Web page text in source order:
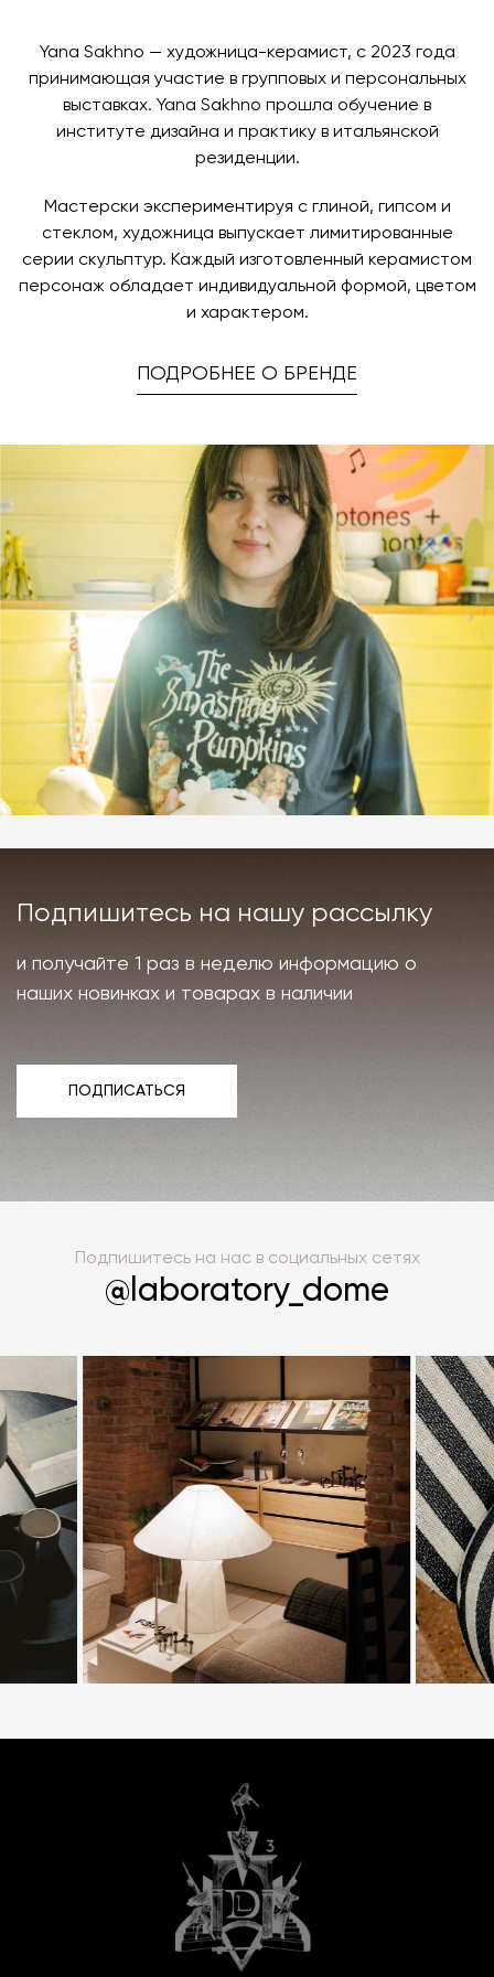
Yana Sakhno — художница-керамист, с 2023 года
принимающая участие в групповых и персональных
выставках. Yana Sakhno прошла обучение в
институте дизайна и практику в итальянской
резиденции.
Мастерски экспериментируя с глиной, гипсом и
стеклом, художница выпускает лимитированные
серии скульптур. Каждый изготовленный керамистом
персонаж обладает индивидуальной формой, цветом
и характером.
ПОДРОБНЕЕ О БРЕНДЕ
Подпишитесь на нашу рассылку
и получайте 1 раз в неделю информацию о
наших новинках и товарах в наличии
ПОДПИСАТЬСЯ
Подпишитесь на нас в социальных сетях
@laboratory_dome